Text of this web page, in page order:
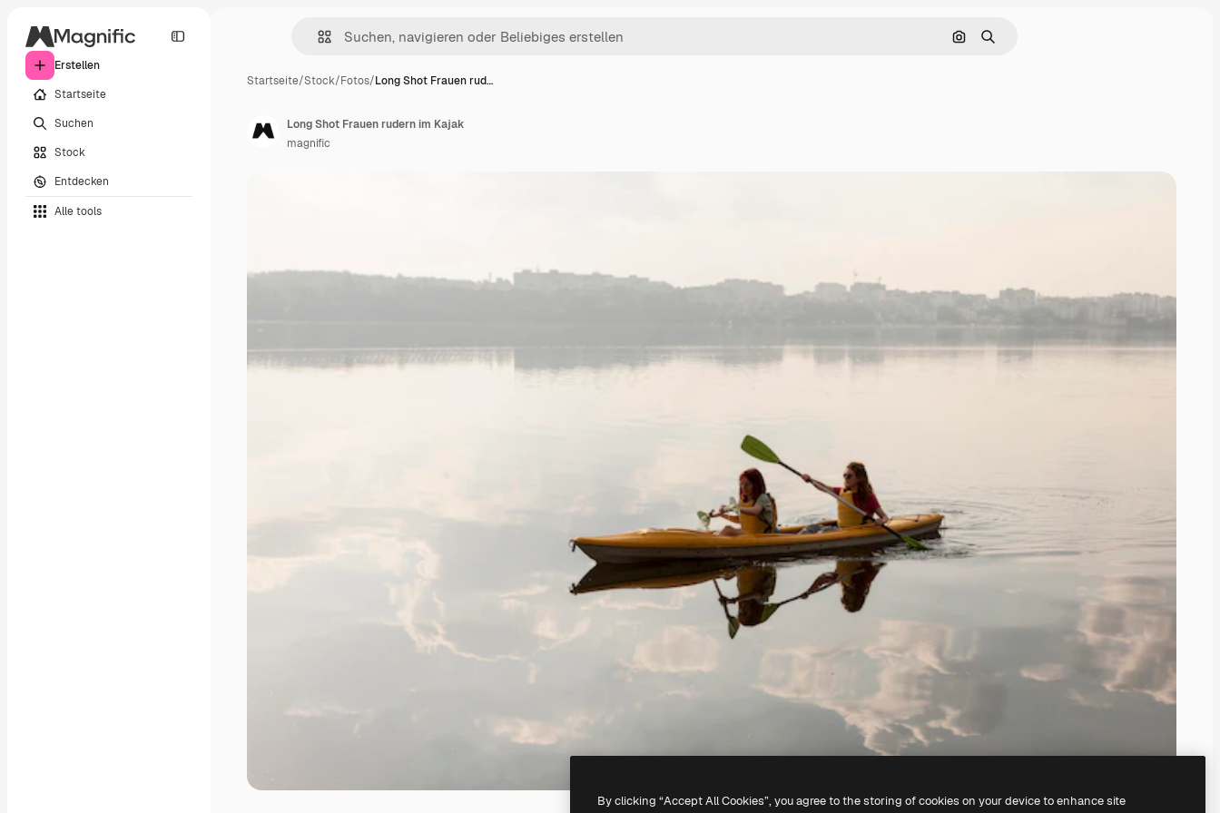
Erstellen
Startseite
Suchen
Stock
Entdecken
Alle tools
Nach Bild suchen
Suchen
Startseite/Stock/Fotos/Long Shot Frauen rud…
Long Shot Frauen rudern im Kajak
magnific
By clicking “Accept All Cookies”, you agree to the storing of cookies on your device to enhance site